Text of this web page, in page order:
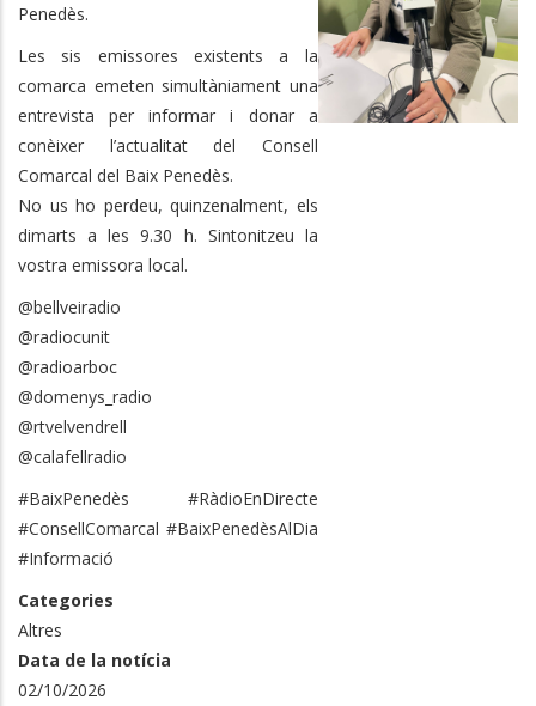
Penedès.
Les sis emissores existents a la
comarca emeten simultàniament una
entrevista per informar i donar a
conèixer l’actualitat del Consell
Comarcal del Baix Penedès.
No us ho perdeu, quinzenalment, els
dimarts a les 9.30 h. Sintonitzeu la
vostra emissora local.
@bellveiradio
@radiocunit
@radioarboc
@domenys_radio
@rtvelvendrell
@calafellradio
#BaixPenedès #RàdioEnDirecte
#ConsellComarcal #BaixPenedèsAlDia
#Informació
Categories
Altres
Data de la notícia
02/10/2026